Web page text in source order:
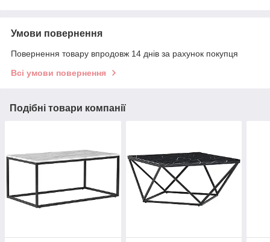
Умови повернення
Повернення товару впродовж 14 днів за рахунок покупця
Всі умови повернення
Подібні товари компанії